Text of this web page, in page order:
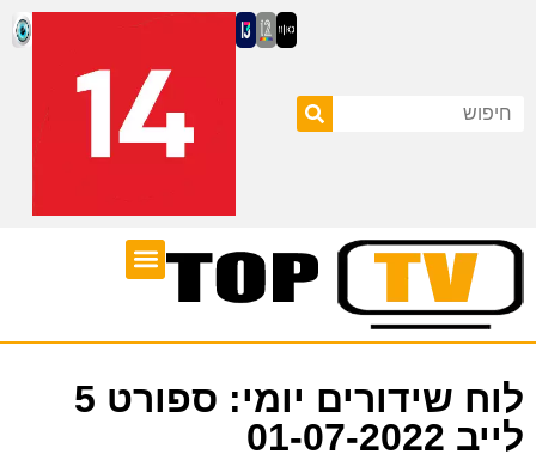
לוח שידורים יומי: ספורט 5
לייב 01-07-2022